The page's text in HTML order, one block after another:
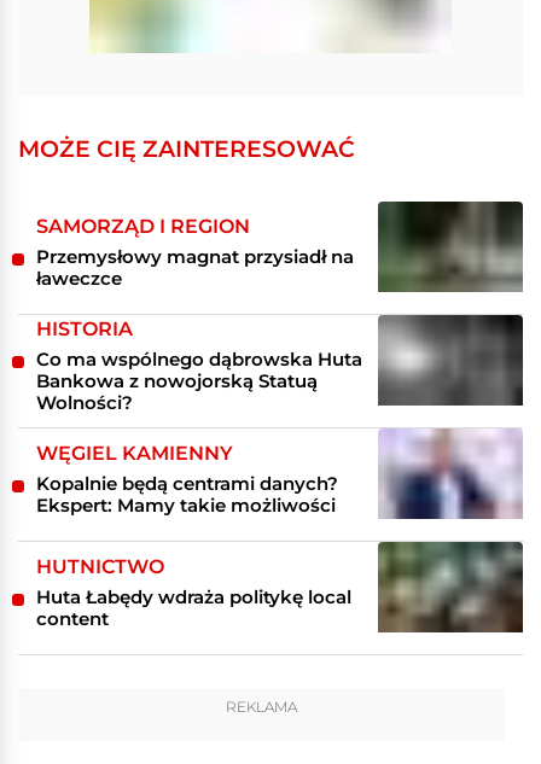
MOŻE CIĘ ZAINTERESOWAĆ
SAMORZĄD I REGION
Przemysłowy magnat przysiadł na
ławeczce
HISTORIA
Co ma wspólnego dąbrowska Huta
Bankowa z nowojorską Statuą
Wolności?
WĘGIEL KAMIENNY
Kopalnie będą centrami danych?
Ekspert: Mamy takie możliwości
HUTNICTWO
Huta Łabędy wdraża politykę local
content
REKLAMA